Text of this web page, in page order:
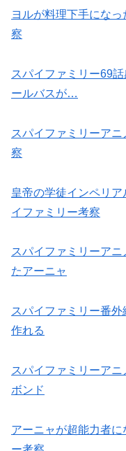
ヨルが料理下手にな
察
スパイファミリー69
ールバスが…
スパイファミリーア
察
皇帝の学徒インペリ
イファミリー考察
スパイファミリーア
たアーニャ
スパイファミリー番
作れる
スパイファミリーア
ボンド
アーニャが超能力者